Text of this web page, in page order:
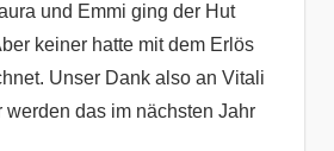
und Emmi ging der Hut
keiner hatte mit dem Erlös
Unser Dank also an Vitali
werden das im nächsten Jahr